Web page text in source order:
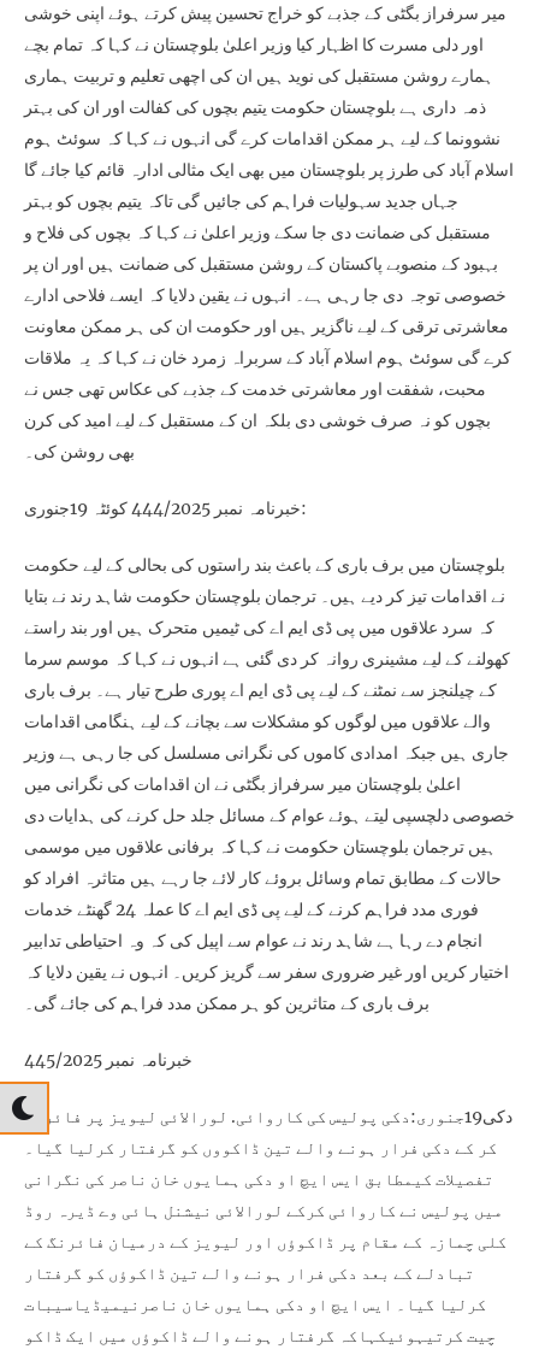
میر سرفراز بگٹی کے جذبے کو خراج تحسین پیش کرتے ہوئے اپنی خوشی
اور دلی مسرت کا اظہار کیا وزیر اعلیٰ بلوچستان نے کہا کہ تمام بچے
ہمارے روشن مستقبل کی نوید ہیں ان کی اچھی تعلیم و تربیت ہماری
ذمہ داری ہے بلوچستان حکومت یتیم بچوں کی کفالت اور ان کی بہتر
نشوونما کے لیے ہر ممکن اقدامات کرے گی انہوں نے کہا کہ سوئٹ ہوم
اسلام آباد کی طرز پر بلوچستان میں بھی ایک مثالی ادارہ قائم کیا جائے گا
جہاں جدید سہولیات فراہم کی جائیں گی تاکہ یتیم بچوں کو بہتر
مستقبل کی ضمانت دی جا سکے وزیر اعلیٰ نے کہا کہ بچوں کی فلاح و
بہبود کے منصوبے پاکستان کے روشن مستقبل کی ضمانت ہیں اور ان پر
خصوصی توجہ دی جا رہی ہے۔ انہوں نے یقین دلایا کہ ایسے فلاحی ادارے
معاشرتی ترقی کے لیے ناگزیر ہیں اور حکومت ان کی ہر ممکن معاونت
کرے گی سوئٹ ہوم اسلام آباد کے سربراہ زمرد خان نے کہا کہ یہ ملاقات
محبت، شفقت اور معاشرتی خدمت کے جذبے کی عکاس تھی جس نے
بچوں کو نہ صرف خوشی دی بلکہ ان کے مستقبل کے لیے امید کی کرن
بھی روشن کی۔
خبرنامہ نمبر 444/2025 کوئٹہ 19جنوری:
بلوچستان میں برف باری کے باعث بند راستوں کی بحالی کے لیے حکومت
نے اقدامات تیز کر دیے ہیں۔ ترجمان بلوچستان حکومت شاہد رند نے بتایا
کہ سرد علاقوں میں پی ڈی ایم اے کی ٹیمیں متحرک ہیں اور بند راستے
کھولنے کے لیے مشینری روانہ کر دی گئی ہے انہوں نے کہا کہ موسم سرما
کے چیلنجز سے نمٹنے کے لیے پی ڈی ایم اے پوری طرح تیار ہے۔ برف باری
والے علاقوں میں لوگوں کو مشکلات سے بچانے کے لیے ہنگامی اقدامات
جاری ہیں جبکہ امدادی کاموں کی نگرانی مسلسل کی جا رہی ہے وزیر
اعلیٰ بلوچستان میر سرفراز بگٹی نے ان اقدامات کی نگرانی میں
خصوصی دلچسپی لیتے ہوئے عوام کے مسائل جلد حل کرنے کی ہدایات دی
ہیں ترجمان بلوچستان حکومت نے کہا کہ برفانی علاقوں میں موسمی
حالات کے مطابق تمام وسائل بروئے کار لائے جا رہے ہیں متاثرہ افراد کو
فوری مدد فراہم کرنے کے لیے پی ڈی ایم اے کا عملہ 24 گھنٹے خدمات
انجام دے رہا ہے شاہد رند نے عوام سے اپیل کی کہ وہ احتیاطی تدابیر
اختیار کریں اور غیر ضروری سفر سے گریز کریں۔ انہوں نے یقین دلایا کہ
برف باری کے متاثرین کو ہر ممکن مدد فراہم کی جائے گی۔
خبرنامہ نمبر 445/2025
دکی19جنوری:دکی پولیس کی کاروائی. لورالائی لیویز پر فائرنگ
کر کے دکی فرار ہونے والے تین ڈاکووں کو گرفتار کرلیا گیا۔
تفصیلات کیمطابق ایس ایچ او دکی ہمایوں خان ناصر کی نگرانی
میں پولیس نے کاروائی کرکے لورالائی نیشنل ہائی وے ڈیرہ روڈ
کلی چمازہ کے مقام پر ڈاکوؤں اور لیویز کے درمیان فائرنگ کے
تبادلے کے بعد دکی فرار ہونے والے تین ڈاکوؤں کو گرفتار
کرلیا گیا۔ ایس ایچ او دکی ہمایوں خان ناصرنیمیڈیاسیبات
چیت کرتیہوئیکہاکہ گرفتار ہونے والے ڈاکوؤں میں ایک ڈاکو